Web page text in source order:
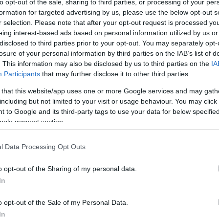
opt-out of the sale, sharing to third parties, or processing of your
for targeted advertising by us, please use the below opt-out
selection. Please note that after your opt-out request is processed
interest-based ads based on personal information utilized by us
to third parties prior to your opt-out. You may separately
of your personal information by third parties on the IAB’s list of
This information may also be disclosed by us to third parties on the
Participants that may further disclose it to other third parties.
that this website/app uses one or more Google services and may
but not limited to your visit or usage behaviour. You may
to Google and its third-party tags to use your data for below
consent section.
Data Processing Opt Outs
opt-out of the Sharing of my personal data.
opt-out of the Sale of my Personal Data.
óriási lakossági Igény mutatkozik a korszerű
Szilárd. A Kecskemét 7-es egyéni
hogy kiderüljön, mikor várható és milyen
Hiszen a szolgáltatás kiépítését a
a Bethlenváros közvetlen közelében lévő
teljes területén is végrehajtotta már.
hálózatfejlesztést